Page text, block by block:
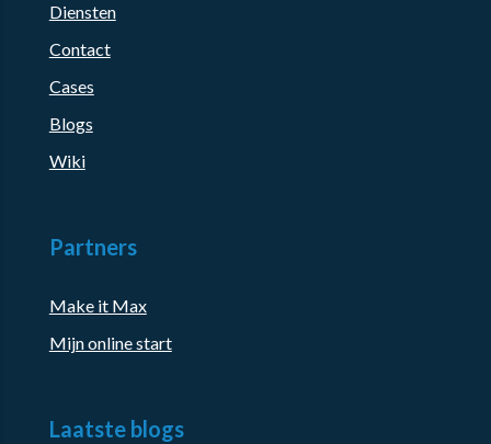
Diensten
Contact
Cases
Blogs
Wiki
Partners
Make it Max
Mijn online start
Laatste blogs